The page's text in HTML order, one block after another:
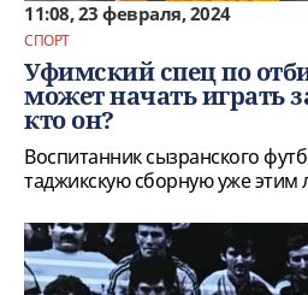
11:08, 23 февраля, 2024
СПОРТ
Уфимский спец по
может начать играть
кто он?
Воспитанник сызранского
таджикскую сборную уже этим